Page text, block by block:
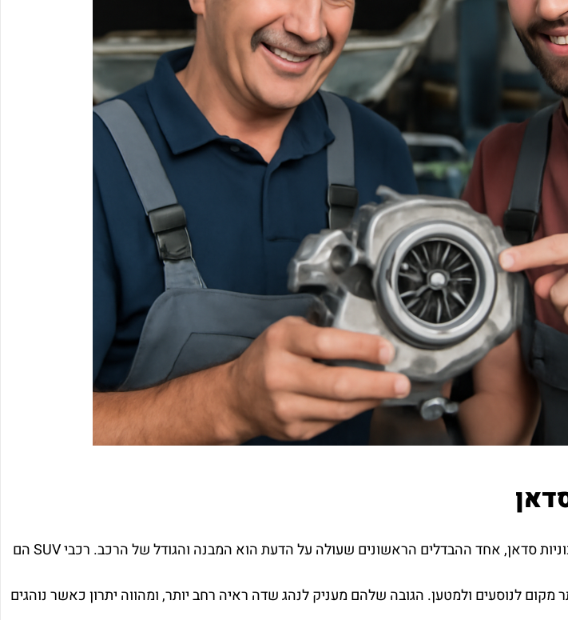
כאשר מדברים על הבדלים בין רכבי SUV ומכוניות סדאן, אחד ההבדלים הראשונים שעולה על הדעת הוא המבנה והגודל של הרכב. רכבי SUV הם
מקום לנוסעים ולמטען. הגובה שלהם מעניק לנהג שדה ראיה רחב יותר, ומהווה יתרון כאשר נוהגים